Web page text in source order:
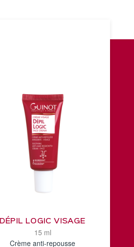
DÉPIL LOGIC VISAGE
15 ml
Crème anti-repousse